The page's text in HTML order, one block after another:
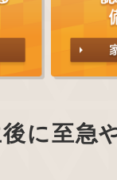
に至急